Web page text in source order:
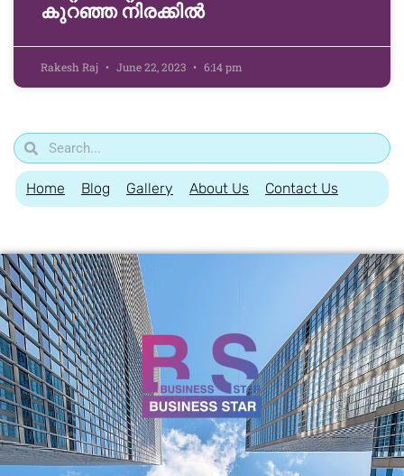
കുറഞ്ഞ നിരക്കിൽ
Rakesh Raj June 22, 2023 6:14 pm
Home Blog Gallery About Us Contact Us